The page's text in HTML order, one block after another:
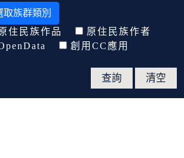
取族群類別
住民族作品
原住民族作者
創用CC應用